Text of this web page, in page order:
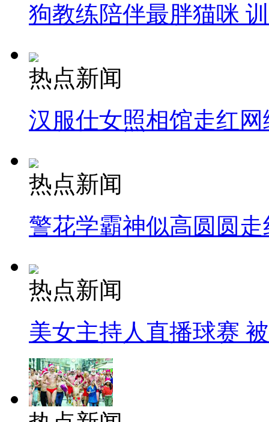
狗教练陪伴最胖猫咪
热点新闻
汉服仕女照相馆走红网
热点新闻
警花学霸神似高圆圆走
热点新闻
美女主持人直播球赛